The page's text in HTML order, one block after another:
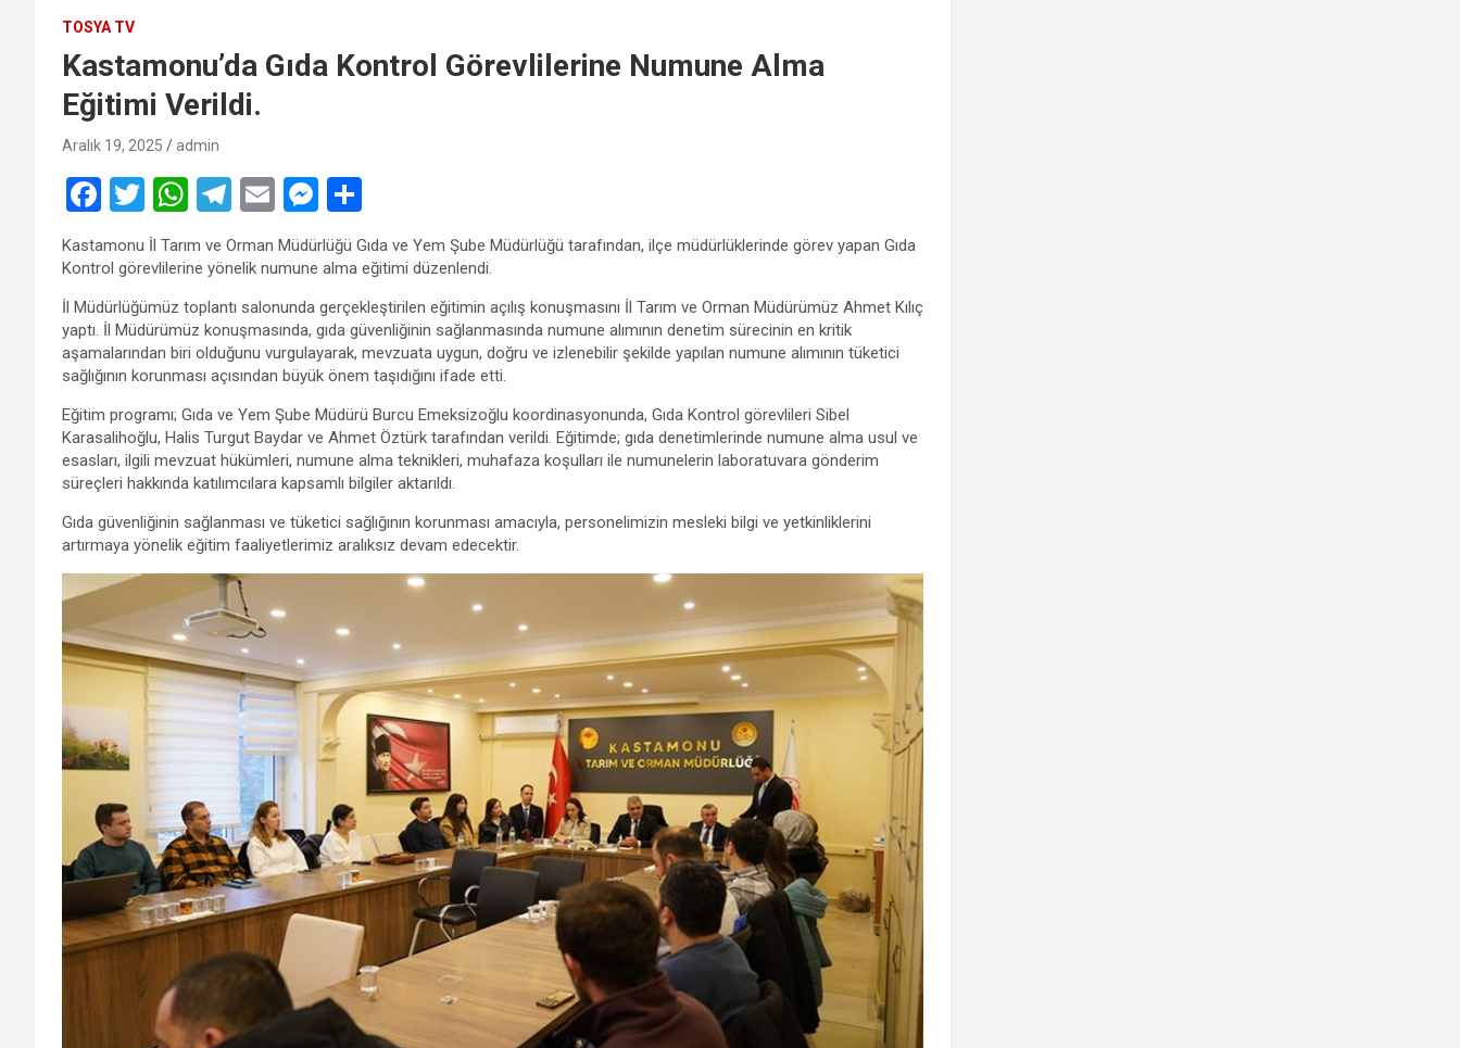
TOSYA TV
Kastamonu’da Gıda Kontrol Görevlilerine Numune Alma
Eğitimi Verildi.
Aralık 19, 2025 admin
F
ce
b
o
o
k
T
wi
tt
er
W
at
s
A
p
p
T
el
e
gr
a
m
E
m
ail
M
es
se
n
g
er
h
ar
e
Kastamonu İl Tarım ve Orman Müdürlüğü Gıda ve Yem Şube Müdürlüğü tarafından, ilçe müdürlüklerinde görev yapan Gıda
Kontrol görevlilerine yönelik numune alma eğitimi düzenlendi.
İl Müdürlüğümüz toplantı salonunda gerçekleştirilen eğitimin açılış konuşmasını İl Tarım ve Orman Müdürümüz Ahmet Kılıç
yaptı. İl Müdürümüz konuşmasında, gıda güvenliğinin sağlanmasında numune alımının denetim sürecinin en kritik
aşamalarından biri olduğunu vurgulayarak, mevzuata uygun, doğru ve izlenebilir şekilde yapılan numune alımının tüketici
sağlığının korunması açısından büyük önem taşıdığını ifade etti.
Eğitim programı; Gıda ve Yem Şube Müdürü Burcu Emeksizoğlu koordinasyonunda, Gıda Kontrol görevlileri Sibel
Karasalihoğlu, Halis Turgut Baydar ve Ahmet Öztürk tarafından verildi. Eğitimde; gıda denetimlerinde numune alma usul ve
esasları, ilgili mevzuat hükümleri, numune alma teknikleri, muhafaza koşulları ile numunelerin laboratuvara gönderim
süreçleri hakkında katılımcılara kapsamlı bilgiler aktarıldı.
Gıda güvenliğinin sağlanması ve tüketici sağlığının korunması amacıyla, personelimizin mesleki bilgi ve yetkinliklerini
artırmaya yönelik eğitim faaliyetlerimiz aralıksız devam edecektir.